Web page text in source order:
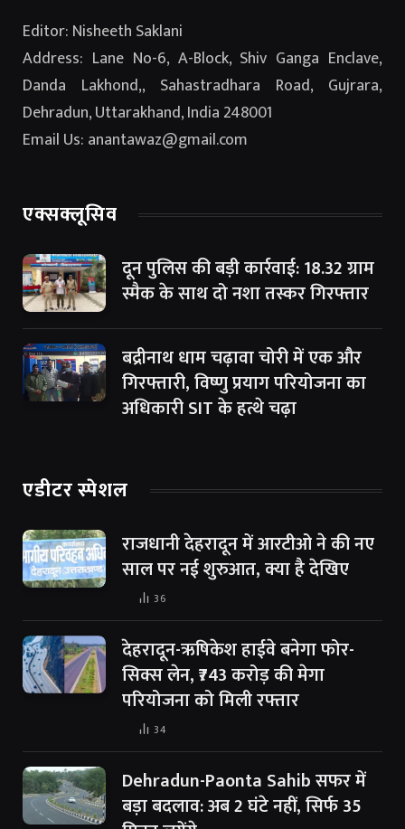
Editor: Nisheeth Saklani
Address: Lane No-6, A-Block, Shiv Ganga Enclave,
Danda Lakhond,, Sahastradhara Road, Gujrara,
Dehradun, Uttarakhand, India 248001
Email Us: anantawaz@gmail.com
एक्सक्लूसिव
दून पुलिस की बड़ी कार्रवाई: 18.32 ग्राम
स्मैक के साथ दो नशा तस्कर गिरफ्तार
बद्रीनाथ धाम चढ़ावा चोरी में एक और
गिरफ्तारी, विष्णु प्रयाग परियोजना का
अधिकारी SIT के हत्थे चढ़ा
एडीटर स्पेशल
राजधानी देहरादून में आरटीओ ने की नए
साल पर नई शुरुआत, क्या है देखिए
36
देहरादून-ऋषिकेश हाईवे बनेगा फोर-
सिक्स लेन, ₹743 करोड़ की मेगा
परियोजना को मिली रफ्तार
34
Dehradun-Paonta Sahib सफर में
बड़ा बदलाव: अब 2 घंटे नहीं, सिर्फ 35